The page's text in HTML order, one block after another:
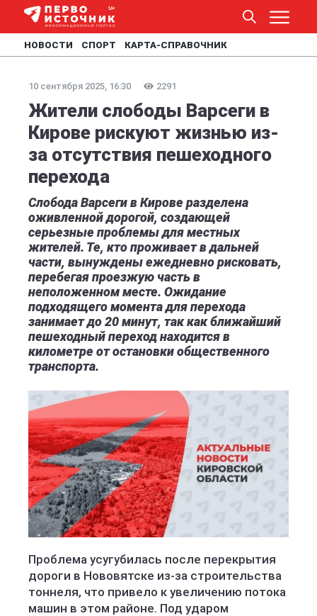
НОВОСТИ СПОРТ КАРТА-СПРАВОЧНИК
10 сентября 2025, 16:30 2291
Жители слободы Варсеги в
Кирове рискуют жизнью из-
за отсутствия пешеходного
перехода
Слобода Варсеги в Кирове разделена
оживленной дорогой, создающей
серьезные проблемы для местных
жителей. Те, кто проживает в дальней
части, вынуждены ежедневно рисковать,
перебегая проезжую часть в
неположенном месте. Ожидание
подходящего момента для перехода
занимает до 20 минут, так как ближайший
пешеходный переход находится в
километре от остановки общественного
транспорта.
Проблема усугубилась после перекрытия
дороги в Нововятске из-за строительства
тоннеля, что привело к увеличению потока
машин в этом районе. Под ударом